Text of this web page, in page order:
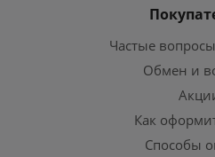
Частые
Обмен и
Как
Способы